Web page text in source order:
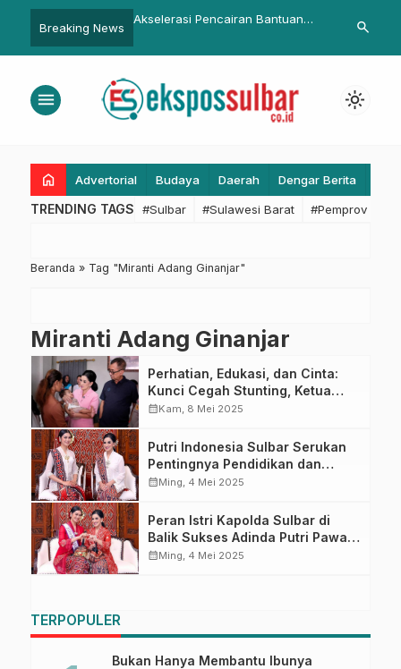
Breaking News
Perkuat Pemetaan
Kapasitas dan Risiko
Akselerasi Pencairan Bantuan
Intensifkan Verifikasi Berkas
Peserta
2025
search
menu light_mode
home Advertorial Budaya Daerah Dengar Berita
TRENDING TAGS #Sulbar #Sulawesi Barat #Pemprov
Beranda » Tag "Miranti Adang Ginanjar"
Miranti Adang Ginanjar
Perhatian, Edukasi, dan Cinta:
Kunci Cegah Stunting, Ketua
Bhayangkari Daerah Sulbar
calendar_monthKam, 8 Mei 2025
Putri Indonesia Sulbar Serukan
Pentingnya Pendidikan dan
Budaya Berkelanjutan di
calendar_monthMing, 4 Mei 2025
Peran Istri Kapolda Sulbar di
Balik Sukses Adinda Putri Pawan
Tembus 16 Besar Puteri
calendar_monthMing, 4 Mei 2025
TERPOPULER
Bukan Hanya Membantu Ibunya